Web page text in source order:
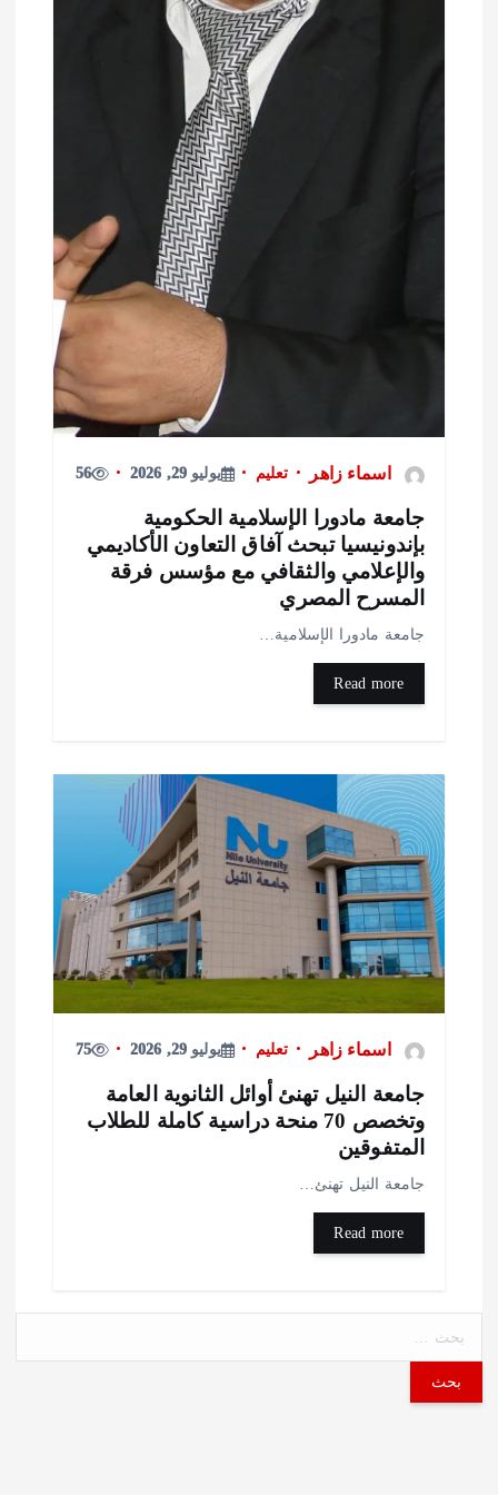
اسماء زاهر تعليم يوليو 29, 2026 56
مادورا الإسلامية الحكومية
تبحث آفاق التعاون الأكاديمي
والثقافي مع مؤسس فرقة
المصري
مادورا الإسلامية…
اسماء زاهر تعليم يوليو 29, 2026 75
النيل تهنئ أوائل الثانوية العامة
وتخصص 70 منحة دراسية كاملة للطلاب
النيل تهنئ…